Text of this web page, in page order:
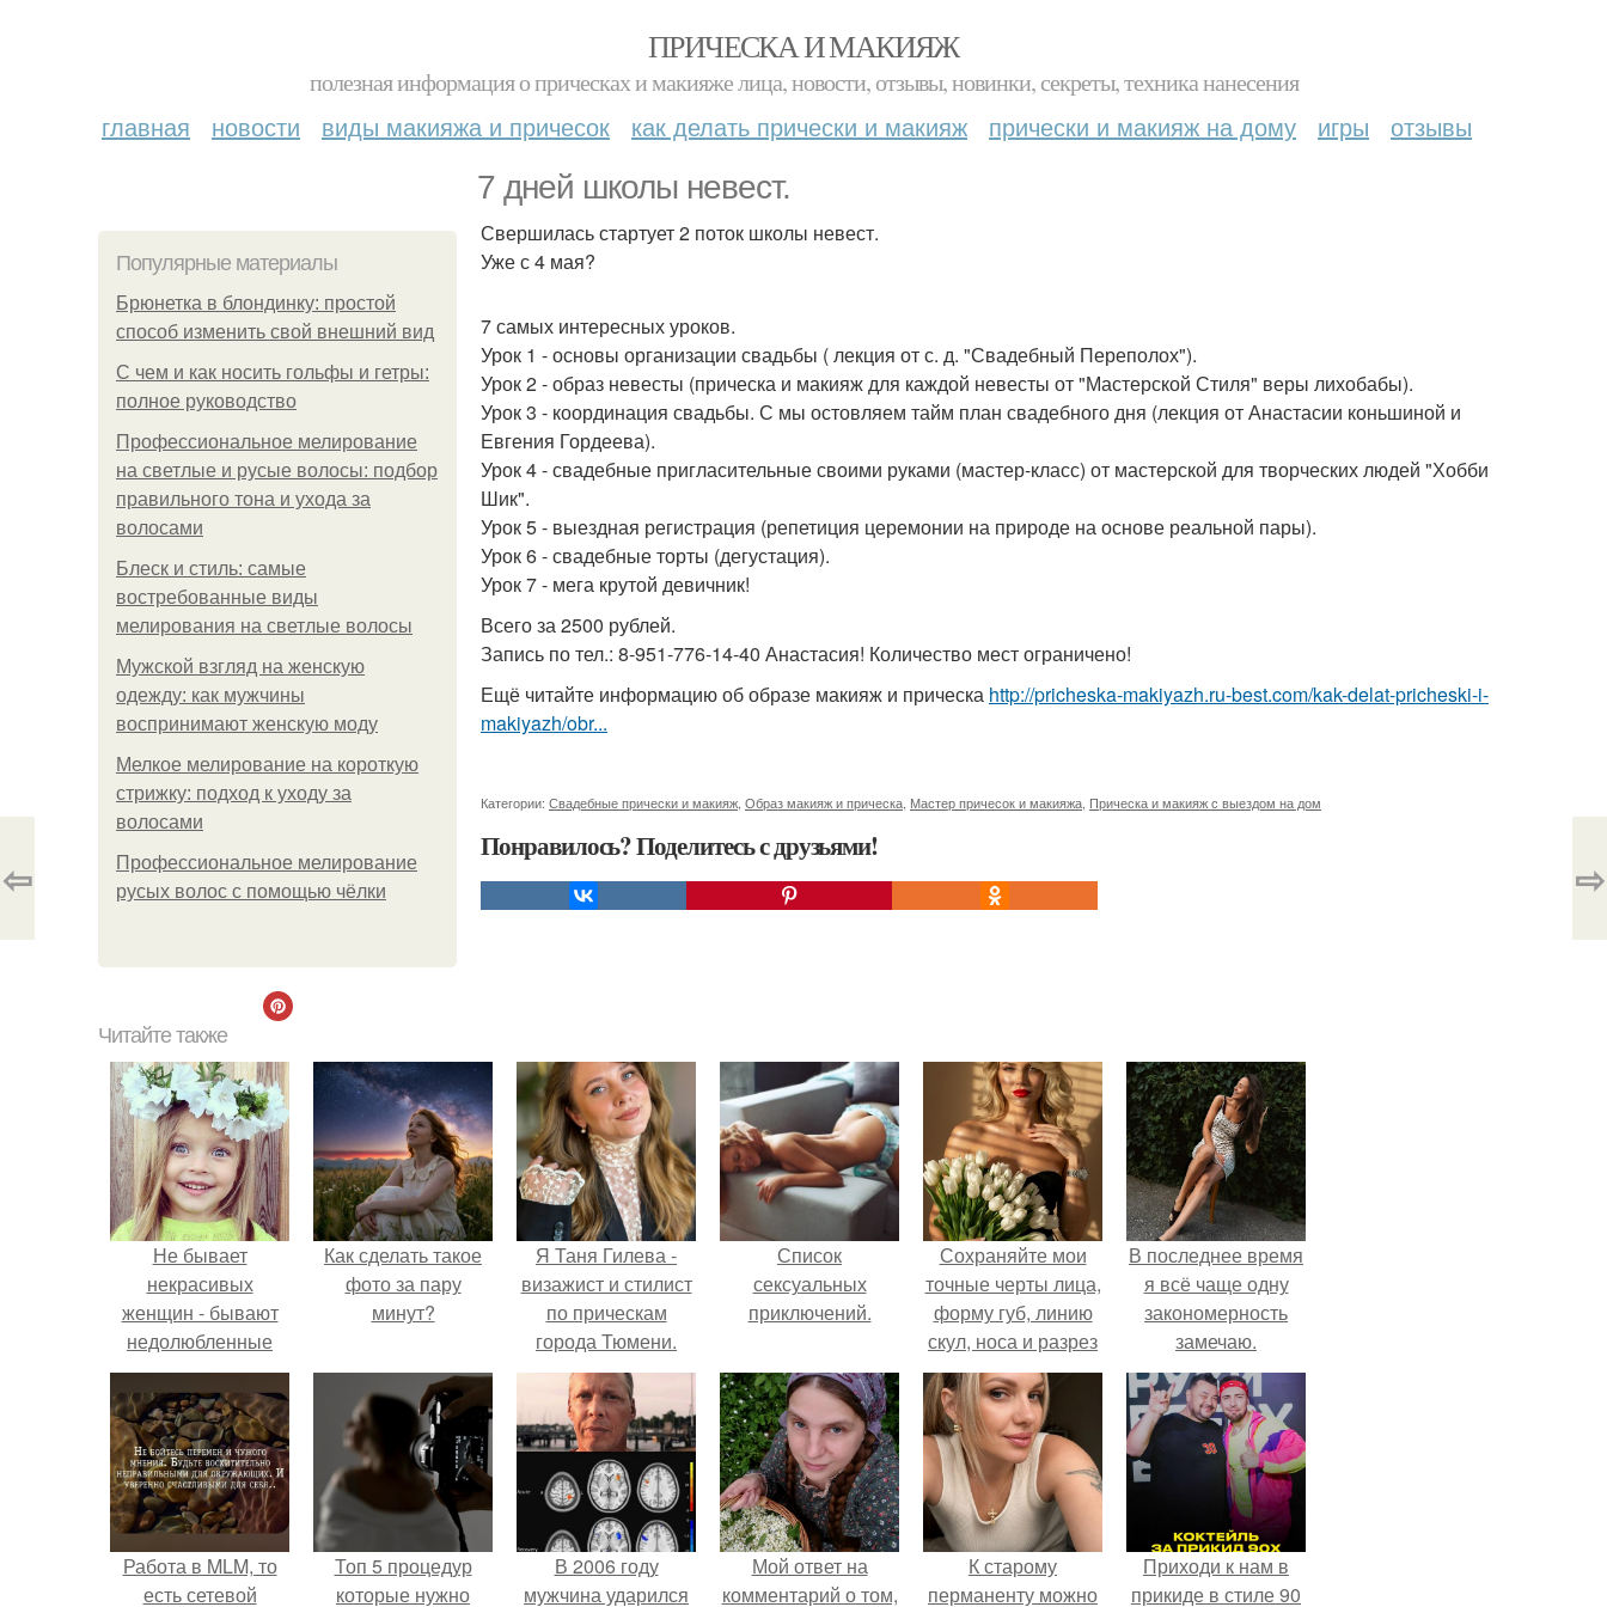
ПРИЧЕСКА И МАКИЯЖ
полезная информация о прическах и макияже лица, новости, отзывы, новинки, секреты, техника нанесения
главная новости виды макияжа и причесок как делать прически и макияж прически и макияж на дому игры отзывы
7 дней школы невест.
Популярные материалы
Брюнетка в блондинку: простой
способ изменить свой внешний вид
С чем и как носить гольфы и гетры:
полное руководство
Профессиональное мелирование
на светлые и русые волосы: подбор
правильного тона и ухода за
волосами
Блеск и стиль: самые
востребованные виды
мелирования на светлые волосы
Мужской взгляд на женскую
одежду: как мужчины
воспринимают женскую моду
Мелкое мелирование на короткую
стрижку: подход к уходу за
волосами
Профессиональное мелирование
русых волос с помощью чёлки
Свершилась стартует 2 поток школы невест.
Уже с 4 мая?
7 самых интересных уроков.
Урок 1 - основы организации свадьбы ( лекция от с. д. "Свадебный Переполох").
Урок 2 - образ невесты (прическа и макияж для каждой невесты от "Мастерской Стиля" веры лихобабы).
Урок 3 - координация свадьбы. С мы остовляем тайм план свадебного дня (лекция от Анастасии коньшиной и
Евгения Гордеева).
Урок 4 - свадебные пригласительные своими руками (мастер-класс) от мастерской для творческих людей "Хобби
Шик".
Урок 5 - выездная регистрация (репетиция церемонии на природе на основе реальной пары).
Урок 6 - свадебные торты (дегустация).
Урок 7 - мега крутой девичник!
Всего за 2500 рублей.
Запись по тел.: 8-951-776-14-40 Анастасия! Количество мест ограничено!
Ещё читайте информацию об образе макияж и прическа http://pricheska-makiyazh.ru-best.com/kak-delat-pricheski-i-
makiyazh/obr...
Категории: Свадебные прически и макияж Образ макияж и прическа Мастер причесок и макияжа Прическа и макияж с выездом на дом
Понравилось? Поделитесь с друзьями!
⇦ ⇨
Читайте также
Не бывает
некрасивых
женщин - бывают
недолюбленные
дочери!
Как сделать такое
фото за пару
минут?
Я Таня Гилева -
визажист и стилист
по прическам
города Тюмени.
Список
сексуальных
приключений.
Сохраняйте мои
точные черты лица,
форму губ, линию
скул, носа и разрез
глаз.
В последнее время
я всё чаще одну
закономерность
замечаю.
Работа в MLM, то
есть сетевой
Топ 5 процедур
которые нужно
В 2006 году
мужчина ударился
Мой ответ на
комментарий о том,
К старому
перманенту можно
Приходи к нам в
прикиде в стиле 90